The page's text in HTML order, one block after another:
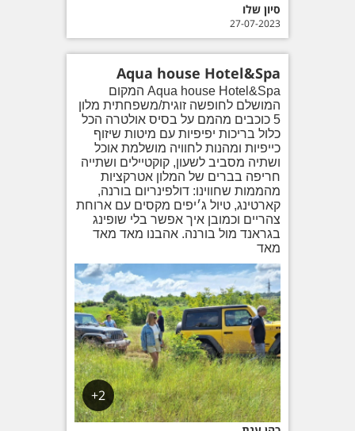
סיון שלו
27-07-2023
Aqua house Hotel&Spa
Aqua house Hotel&Spa המקום
המושלם לחופשה זוגית/משפחתית מלון
5 כוכבים מהמם על בסיס אולטרה הכל
כלול בריכות יפיפיות עם מיטות שיזוף
כייפיות ומהנות לחוויה מושלמת אוכל
ושתיה מסביב לשעון, קוקטיילים ושתייה
חריפה בברים של המלון אטרקציות
מהממות שחווינו: דולפינריום בורנה,
קארטינג, טיול ג׳יפים מקסים עם ארוחת
צהריים וכמובן איך אפשר בלי שופינג
בגראנד מול בורנה. אהבנו מאד מאד
מאד
2+